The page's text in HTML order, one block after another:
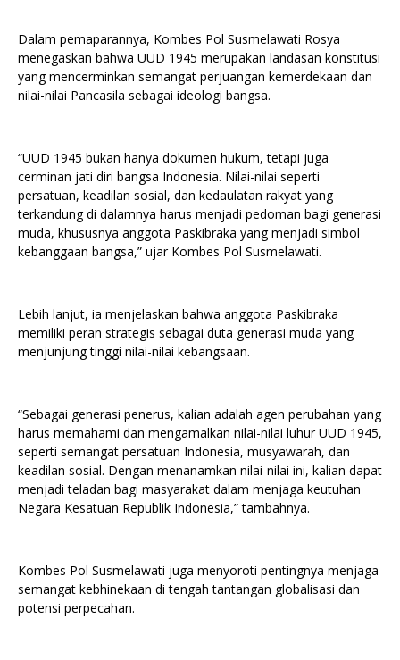
Dalam pemaparannya, Kombes Pol Susmelawati Rosya
menegaskan bahwa UUD 1945 merupakan landasan konstitusi
yang mencerminkan semangat perjuangan kemerdekaan dan
nilai-nilai Pancasila sebagai ideologi bangsa.
“UUD 1945 bukan hanya dokumen hukum, tetapi juga
cerminan jati diri bangsa Indonesia. Nilai-nilai seperti
persatuan, keadilan sosial, dan kedaulatan rakyat yang
terkandung di dalamnya harus menjadi pedoman bagi generasi
muda, khususnya anggota Paskibraka yang menjadi simbol
kebanggaan bangsa,” ujar Kombes Pol Susmelawati.
Lebih lanjut, ia menjelaskan bahwa anggota Paskibraka
memiliki peran strategis sebagai duta generasi muda yang
menjunjung tinggi nilai-nilai kebangsaan.
“Sebagai generasi penerus, kalian adalah agen perubahan yang
harus memahami dan mengamalkan nilai-nilai luhur UUD 1945,
seperti semangat persatuan Indonesia, musyawarah, dan
keadilan sosial. Dengan menanamkan nilai-nilai ini, kalian dapat
menjadi teladan bagi masyarakat dalam menjaga keutuhan
Negara Kesatuan Republik Indonesia,” tambahnya.
Kombes Pol Susmelawati juga menyoroti pentingnya menjaga
semangat kebhinekaan di tengah tantangan globalisasi dan
potensi perpecahan.